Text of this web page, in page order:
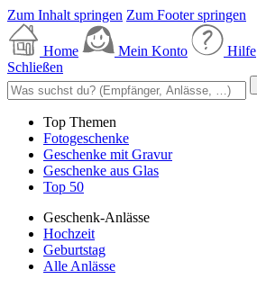
Zum Inhalt springen Zum Footer springen
Home Mein Konto Hilfe
Schließen
Top Themen
Fotogeschenke
Geschenke mit Gravur
Geschenke aus Glas
Top 50
Geschenk-Anlässe
Hochzeit
Geburtstag
Alle Anlässe